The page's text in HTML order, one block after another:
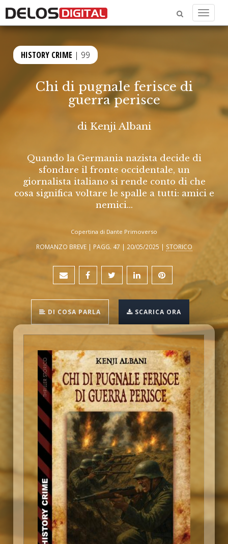
Menu
HISTORY CRIME | 99
Chi di pugnale ferisce di
guerra perisce
di Kenji Albani
Quando la Germania nazista decide di
sfondare il fronte occidentale, un
giornalista italiano si rende conto di che
cosa significa voltare le spalle a tutti: amici e
nemici...
Copertina di Dante Primoverso
ROMANZO BREVE | PAGG. 47 | 20/05/2025 | STORICO
DI COSA PARLA SCARICA ORA